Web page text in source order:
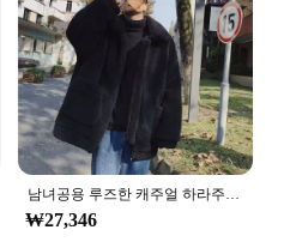
남녀공용 루즈한 캐주얼 하라주쿠 상의, 2024 미국 가을 겨울 스트리트, 트렌디한 맞춤형 재킷, 커플용
₩27,346